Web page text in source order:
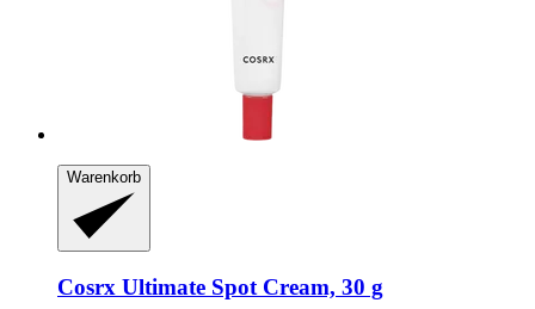
Warenkorb
Cosrx Ultimate Spot Cream, 30 g